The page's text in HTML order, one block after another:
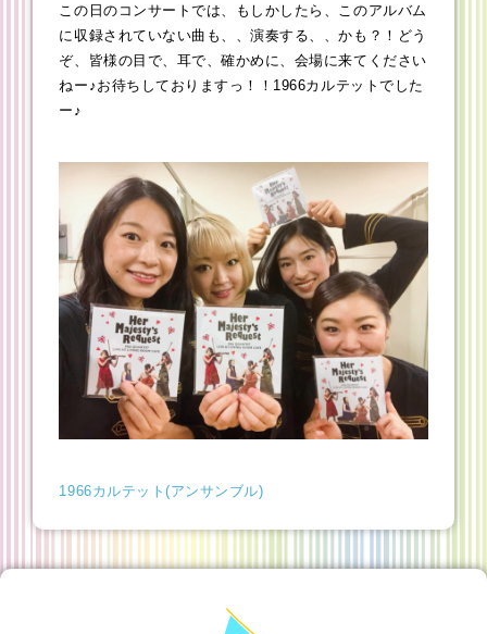
この日のコンサートでは、もしかしたら、このアルバム
に収録されていない曲も、、演奏する、、かも？！どう
ぞ、皆様の目で、耳で、確かめに、会場に来てください
ねー♪お待ちしておりますっ！！1966カルテットでした
ー♪
1966カルテット(アンサンブル)